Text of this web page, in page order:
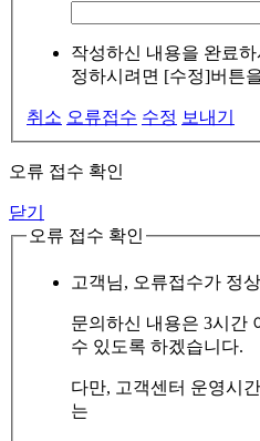
작성하신 내용을 완료
정하시려면 [수정]버튼
취소 오류접수 수정 보내기
오류 접수 확인
닫기
오류 접수 확인
고객님, 오류접수가 정
문의하신 내용은 3시간
수 있도록 하겠습니다.
다만, 고객센터 운영시
는